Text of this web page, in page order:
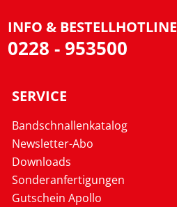
INFO & BESTELLHOTLINE
0228 - 953500
SERVICE
Bandschnallenkatalog
Newsletter-Abo
Downloads
Sonderanfertigungen
Gutschein Apollo